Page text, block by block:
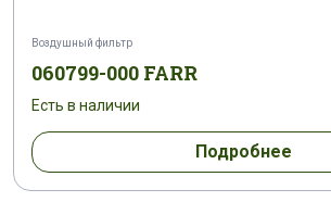
Воздушный фильтр
060799-000 FARR
Есть в наличии
Подробнее